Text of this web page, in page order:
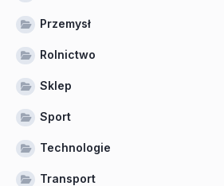
Przemysł
Rolnictwo
Sklep
Sport
Technologie
Transport